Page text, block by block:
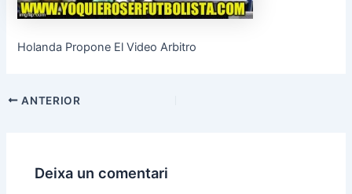
Holanda Propone El Video Arbitro
Navegació
ANTERIOR
Deixa un comentari